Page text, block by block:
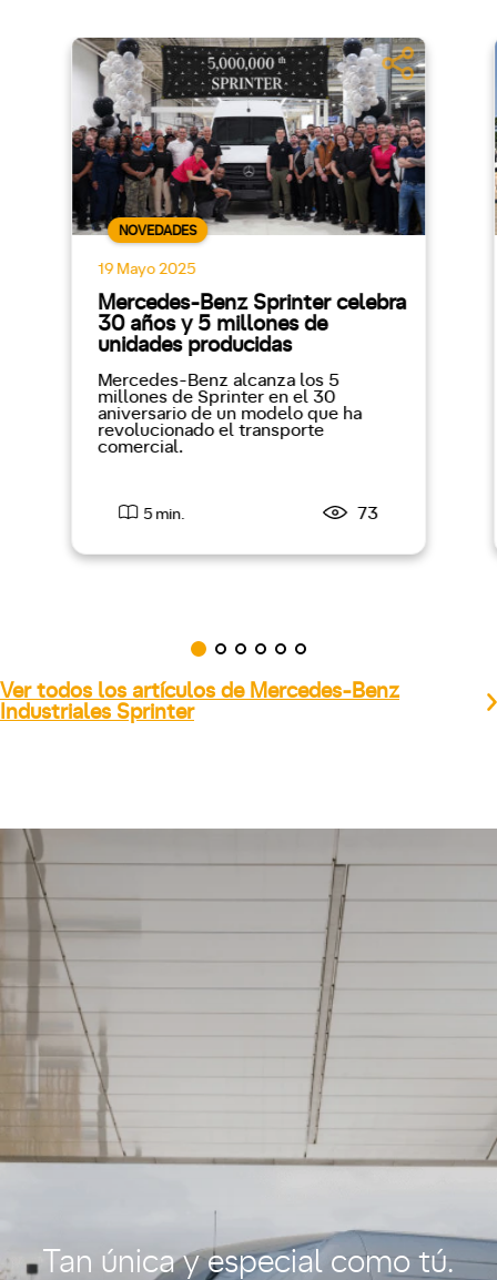
NOVEDADES
19 Mayo 2025
Mercedes-Benz Sprinter celebra
30 años y 5 millones de
unidades producidas
Mercedes-Benz alcanza los 5
millones de Sprinter en el 30
aniversario de un modelo que ha
revolucionado el transporte
comercial.
5 min. 73
Ver todos los artículos de Mercedes-Benz
Industriales Sprinter
Tan única y especial como tú.